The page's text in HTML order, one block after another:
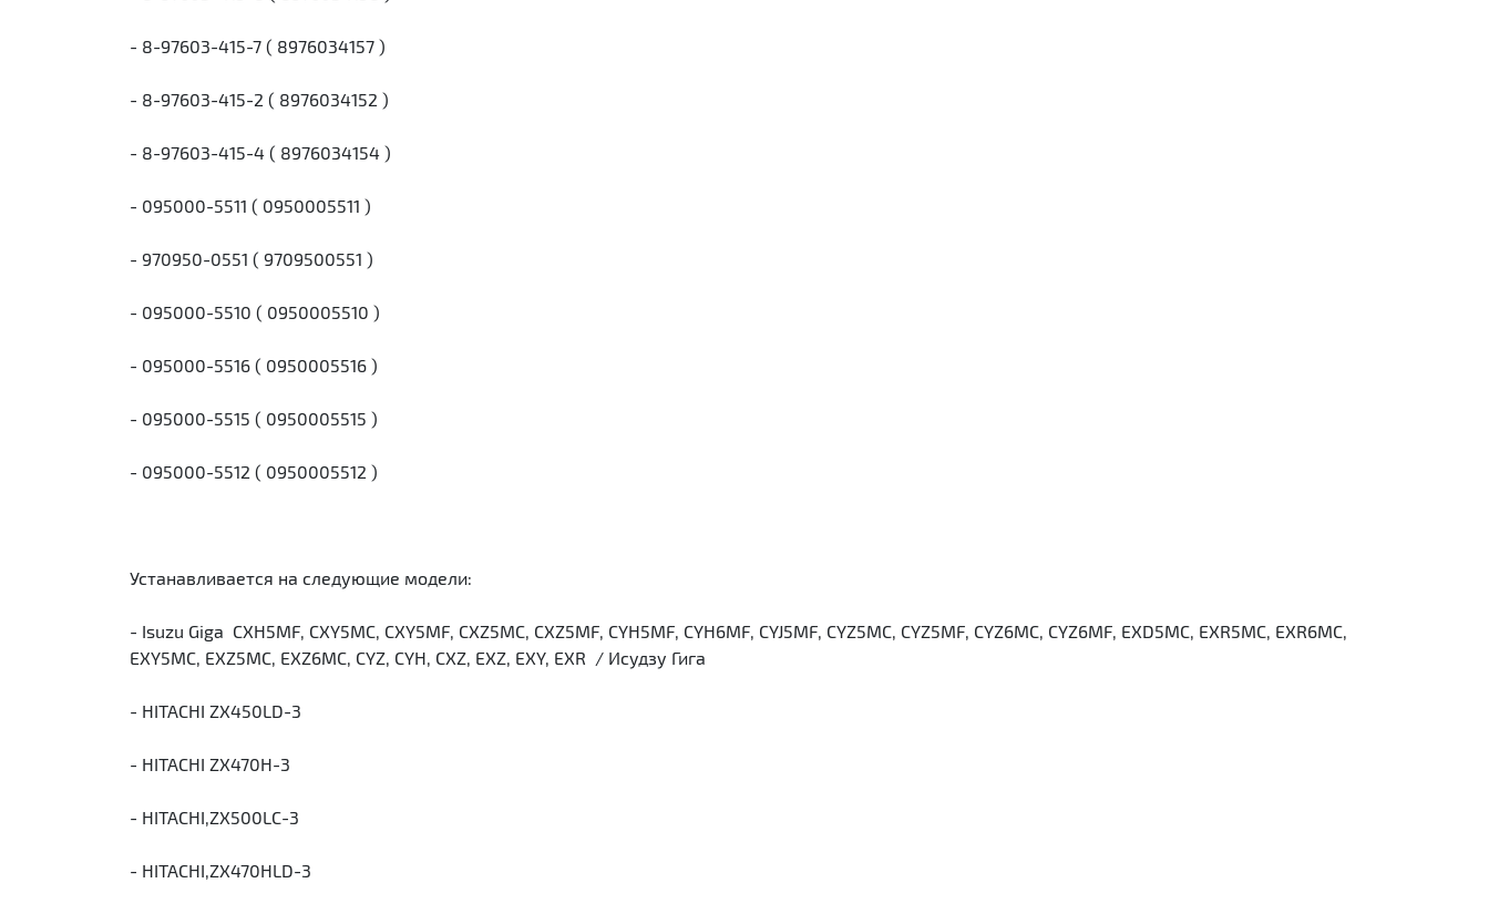
- 8-97603-415-7 ( 8976034157 )
- 8-97603-415-2 ( 8976034152 )
- 8-97603-415-4 ( 8976034154 )
- 095000-5511 ( 0950005511 )
- 970950-0551 ( 9709500551 )
- 095000-5510 ( 0950005510 )
- 095000-5516 ( 0950005516 )
- 095000-5515 ( 0950005515 )
- 095000-5512 ( 0950005512 )
Устанавливается на следующие модели:
- Isuzu Giga CXH5MF, CXY5MC, CXY5MF, CXZ5MC, CXZ5MF, CYH5MF, CYH6MF, CYJ5MF, CYZ5MC, CYZ5MF, CYZ6MC, CYZ6MF, EXD5MC, EXR5MC, EXR6MC,
EXY5MC, EXZ5MC, EXZ6MC, CYZ, CYH, CXZ, EXZ, EXY, EXR / Исудзу Гига
- HITACHI ZX450LD-3
- HITACHI ZX470H-3
- HITACHI,ZX500LC-3
- HITACHI,ZX470HLD-3